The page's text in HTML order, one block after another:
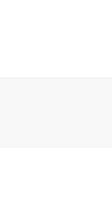
auf eine